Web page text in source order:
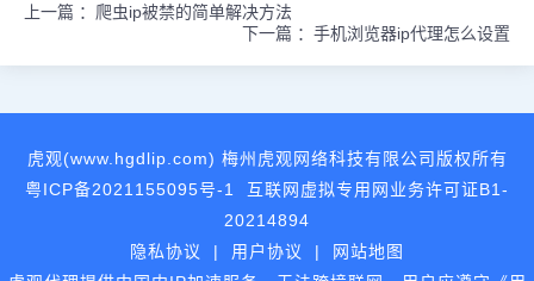
上一篇 ： 爬虫ip被禁的简单解决方法
下一篇 ： 手机浏览器ip代理怎么设置
虎观(www.hgdlip.com) 梅州虎观网络科技有限公司版权所有
粤ICP备2021155095号-1
互联网虚拟专用网业务许可证B1-
20214894
隐私协议
| 用户协议 |
网站地图